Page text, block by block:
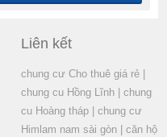
Liên kết
chung cư Cho thuê giá rẻ|
chung cu Hồng Lĩnh| chung
cu Hoàng tháp| chung cư
Himlam nam sài gòn| căn hộ